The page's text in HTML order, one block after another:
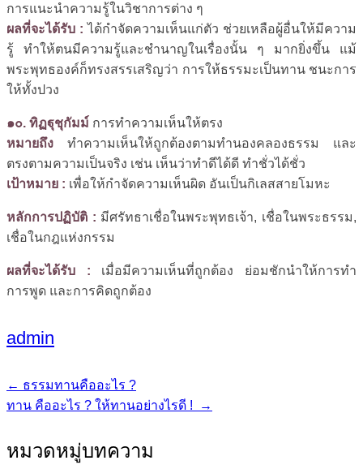
การแนะนำความรู้ในวิชาการต่าง ๆ
ผลที่จะได้รับ : ได้กำจัดความเห็นแก่ตัว ช่วยเหลือผู้อื่นให้มีความ
รู้ ทำให้ตนมีความรู้และชำนาญในเรื่องนั้น ๆ มากยิ่งขึ้น แม้
พระพุทธองค์ก็ทรงสรรเสริญว่า การให้ธรรมะเป็นทาน ชนะการ
ให้ทั้งปวง
๑๐. ทิฏฐุชุกัมม์ การทำความเห็นให้ตรง
หมายถึง ทำความเห็นให้ถูกต้องตามทำนองคลองธรรม และ
ตรงตามความเป็นจริง เช่น เห็นว่าทำดีได้ดี ทำชั่วได้ชั่ว
เป้าหมาย : เพื่อให้กำจัดความเห็นผิด อันเป็นกิเลสสายโมหะ
หลักการปฏิบัติ : มีศรัทธาเชื่อในพระพุทธเจ้า, เชื่อในพระธรรม,
เชื่อในกฎแห่งกรรม
ผลที่จะได้รับ : เมื่อมีความเห็นที่ถูกต้อง ย่อมชักนำให้การทำ
การพูด และการคิดถูกต้อง
admin
แนะแนว
← ธรรมทานคืออะไร ?
ทาน คืออะไร ? ให้ทานอย่างไรดี !
→
หมวดหมู่บทความ